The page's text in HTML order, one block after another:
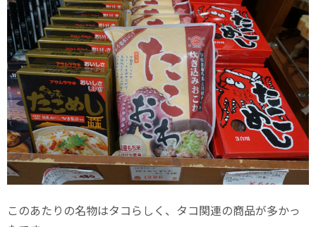
このあたりの名物はタコらしく、タコ関連の商品が多かっ